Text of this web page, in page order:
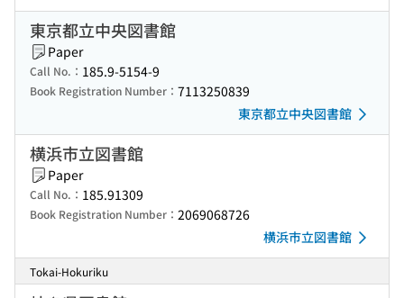
東京都立中央図書館
Paper
Call No.： 185.9-5154-9
Book Registration Number： 7113250839
東京都立中央図書館
横浜市立図書館
Paper
Call No.： 185.91309
Book Registration Number： 2069068726
横浜市立図書館
Tokai-Hokuriku